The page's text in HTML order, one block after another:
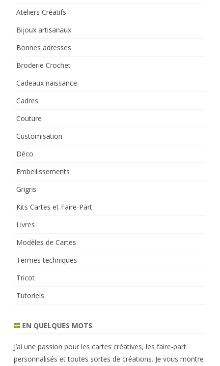
Ateliers Créatifs
Bijoux artisanaux
Bonnes adresses
Broderie Crochet
Cadeaux naissance
Cadres
Couture
Customisation
Déco
Embellissements
Grigris
Kits Cartes et Faire-Part
Livres
Modèles de Cartes
Termes techniques
Tricot
Tutoriels
EN QUELQUES MOTS
J’ai une passion pour les cartes créatives, les faire-part
personnalisés et toutes sortes de créations. Je vous montre